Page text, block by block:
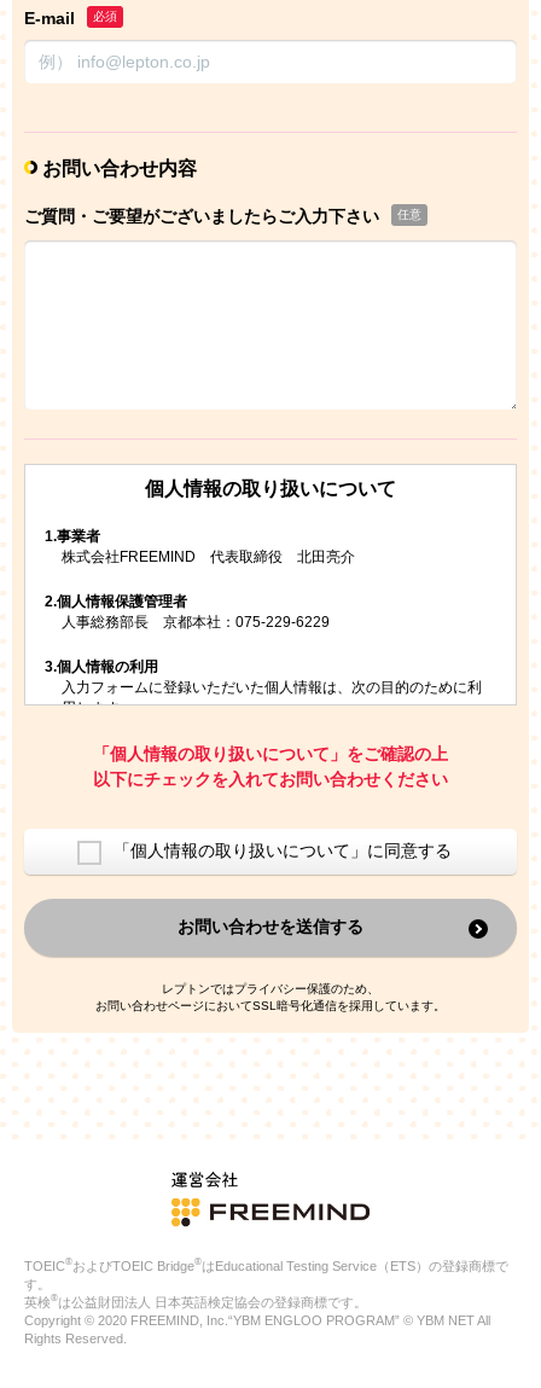
E-mail 必須
お問い合わせ内容
ご質問・ご要望がございましたらご入力下さい 任意
個人情報の取り扱いについて
1.事業者
株式会社FREEMIND 代表取締役 北田亮介
2.個人情報保護管理者
人事総務部長 京都本社：075-229-6229
3.個人情報の利用
入力フォームに登録いただいた個人情報は、次の目的のために利
用します。
お問い合わせにお答えするため
レプトンのキャンペーンや新商品（新サービス）、新規開講教
室等をご案内するため
ご利用者の個人情報を、本人が特定されないデータに不可逆変
換した上で、広告・宣伝・販売促進活動に役立てること
上記の利用目的のために第三者へ提供すること
なお、この利用目的を超えた個人情報の取扱いは行いません。ま
た、これ以外の目的で個人情報を利用することはありません。
人情報を、本人が特定されないデータに不可逆変換した上で第三
者広告配信事業者においてマッチングを行い、その結果に基づい
て広告を配信することがあります。第三者広告配信事業者が、こ
れらの情報を広告配信以外の目的で利用することはありません。
4.
個人情報の第三者への提供
当社は、次の場合を除き、ご本人の同意なしに個人情報を第三者
に提供することはありません。
ご本人の同意がある場合
法令に基づく場合
人の生命、身体または財産の保護のために必要がある場合であ
公衆衛生の向上または児童の健全な育成の推進のために特に必
合
特定した利用目的の達成に必要な範囲内において、個人情報の
「個人情報の取り扱いについて」をご確認の上
以下にチェックを入れてお問い合わせください
「個人情報の取り扱いについて」に同意する
お問い合わせを送信する
レプトンではプライバシー保護のため、
お問い合わせページにおいてSSL暗号化通信を採用しています。
TOEIC®およびTOEIC Bridge®はEducational Testing Service（ETS）の登録商標で
す。
英検®は公益財団法人 日本英語検定協会の登録商標です。
Copyright © 2020 FREEMIND, Inc.“YBM ENGLOO PROGRAM” © YBM NET All
Rights Reserved.